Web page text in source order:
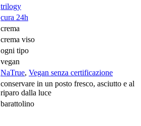
trilogy
cura 24h
crema
crema viso
ogni tipo
vegan
NaTrue, Vegan senza certificazione
conservare in un posto fresco, asciutto e al
riparo dalla luce
barattolino